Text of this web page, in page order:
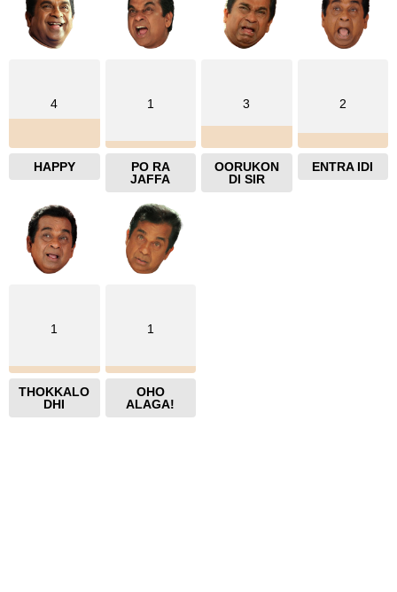
4
HAPPY
1
PO RA
JAFFA
3
OORUKON
DI SIR
2
ENTRA IDI
1
THOKKALO
DHI
1
OHO
ALAGA!